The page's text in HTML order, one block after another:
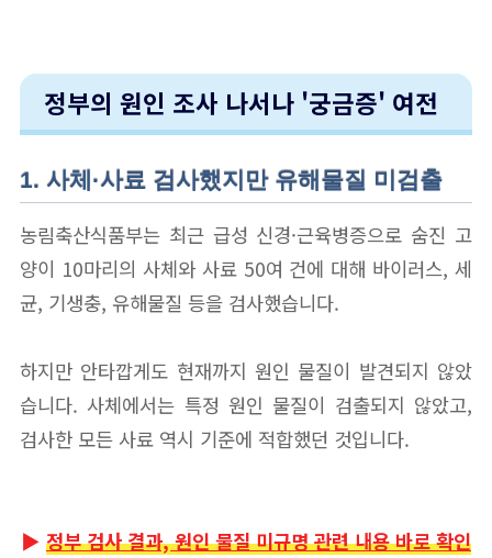
정부의 원인 조사 나서나 '궁금증' 여전
1. 사체·사료 검사했지만 유해물질 미검출
농림축산식품부는 최근 급성 신경·근육병증으로 숨진 고
양이 10마리의 사체와 사료 50여 건에 대해 바이러스, 세
균, 기생충, 유해물질 등을 검사했습니다.
하지만 안타깝게도 현재까지 원인 물질이 발견되지 않았
습니다. 사체에서는 특정 원인 물질이 검출되지 않았고,
검사한 모든 사료 역시 기준에 적합했던 것입니다.
▶ 정부 검사 결과, 원인 물질 미규명 관련 내용 바로 확인